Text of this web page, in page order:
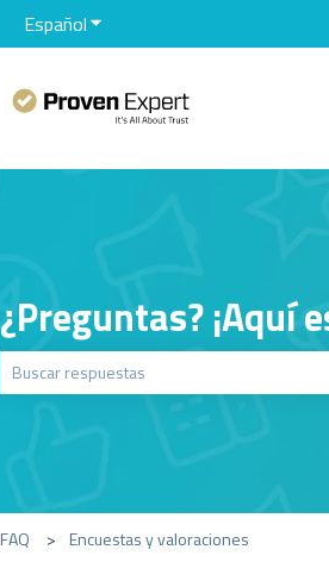
EspañolTraducciones de Mostrar
¿Preguntas? ¡Aquí
FAQ Encuestas y valoraciones